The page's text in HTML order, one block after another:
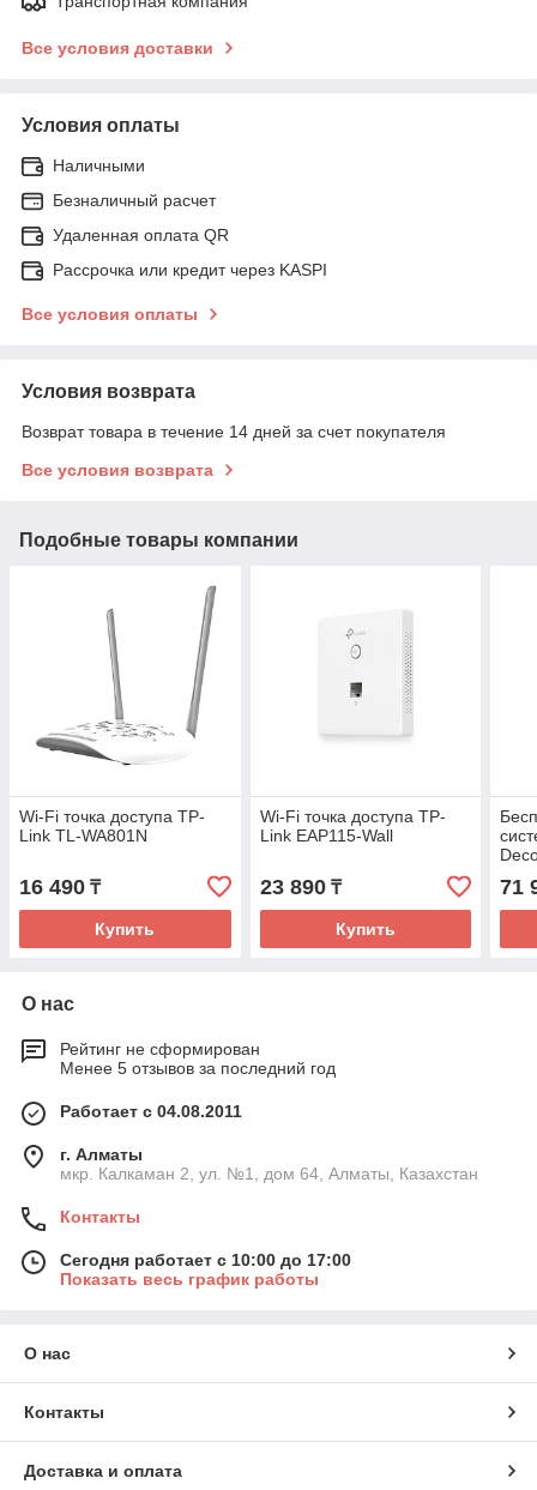
Все условия доставки
Условия оплаты
Наличными
Безналичный расчет
Удаленная оплата QR
Рассрочка или кредит через KASPI
Все условия оплаты
Условия возврата
Возврат товара в течение 14 дней за счет покупателя
Все условия возврата
Подобные товары компании
Wi-Fi точка доступа TP-
Link TL-WA801N
16 490 ₸
Купить
Wi-Fi точка доступа TP-
Link EAP115-Wall
23 890₸
Купить
71
О нас
Рейтинг не сформирован
Менее 5 отзывов за последний год
Работает с 04.08.2011
г. Алматы
мкр. Калкаман 2, ул. №1, дом 64, Алматы, Казахстан
Контакты
Сегодня работает с 10:00 до 17:00
Показать весь график работы
О нас
Контакты
Доставка и оплата